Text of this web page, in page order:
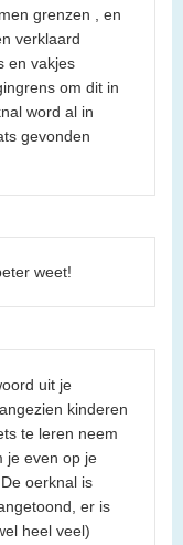
grenzen , en
verklaard
en vakjes
om dit in
word al in
gevonden
weet!
uit je
kinderen
te leren neem
je even op je
oerknal is
er is
heel veel)